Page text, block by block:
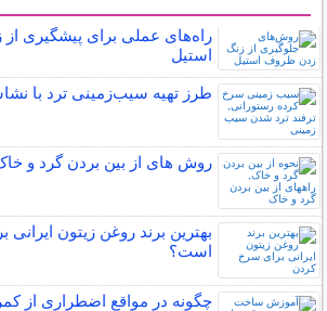
راه‌های عملی برای پیشگیری
استیل
طرز تهیه سیب‌زمینی ترد با
روش های از بين بردن گرد و
بهترین برند روغن زیتون
است؟
چگونه در مواقع اضطراری از